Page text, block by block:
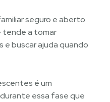
seguro e aberto
tende a tomar
e buscar ajuda quando
é um
essa fase que